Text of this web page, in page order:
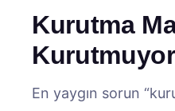
Kurutma
Kurutmuyor
En yaygın sorun